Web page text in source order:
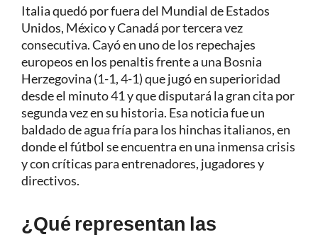
Italia quedó por fuera del Mundial de Estados
Unidos, México y Canadá por tercera vez
consecutiva. Cayó en uno de los repechajes
europeos en los penaltis frente a una Bosnia
Herzegovina (1-1, 4-1) que jugó en superioridad
desde el minuto 41 y que disputará la gran cita por
segunda vez en su historia. Esa noticia fue un
baldado de agua fría para los hinchas italianos, en
donde el fútbol se encuentra en una inmensa crisis
y con críticas para entrenadores, jugadores y
directivos.
¿Qué representan las